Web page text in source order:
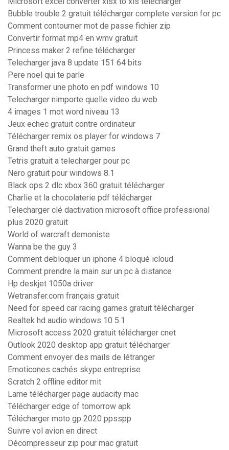
Bubble trouble 2 gratuit télécharger complete version for pc
Comment contourner mot de passe fichier zip
Convertir format mp4 en wmv gratuit
Princess maker 2 refine télécharger
Telecharger java 8 update 151 64 bits
Pere noel qui te parle
Transformer une photo en pdf windows 10
Telecharger nimporte quelle video du web
4 images 1 mot word niveau 13
Jeux echec gratuit contre ordinateur
Télécharger remix os player for windows 7
Grand theft auto gratuit games
Tetris gratuit a telecharger pour pc
Nero gratuit pour windows 8.1
Black ops 2 dlc xbox 360 gratuit télécharger
Charlie et la chocolaterie pdf télécharger
Telecharger clé dactivation microsoft office professional
plus 2020 gratuit
World of warcraft demoniste
Wanna be the guy 3
Comment debloquer un iphone 4 bloqué icloud
Comment prendre la main sur un pc à distance
Hp deskjet 1050a driver
Wetransfer.com français gratuit
Need for speed car racing games gratuit télécharger
Realtek hd audio windows 10 5.1
Microsoft access 2020 gratuit télécharger cnet
Outlook 2020 desktop app gratuit télécharger
Comment envoyer des mails de létranger
Emoticones cachés skype entreprise
Scratch 2 offline editor mit
Lame télécharger page audacity mac
Télécharger edge of tomorrow apk
Télécharger moto gp 2020 ppsspp
Suivre vol avion en direct
Décompresseur zip pour mac gratuit